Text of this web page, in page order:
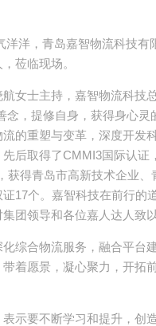
洋，青岛嘉智物流科技有
莅临现场。
女士主持，嘉智物流科技
念，提修自身，获得身心
的重塑与变革，深度开发
后取得了CMMI3国际认证
获得青岛市高新技术企业
17个。嘉智科技在前行的
团领导和各位嘉人达人致
综合物流服务，融合平台
着愿景，凝心聚力，开拓
示要不断学习和提升，创